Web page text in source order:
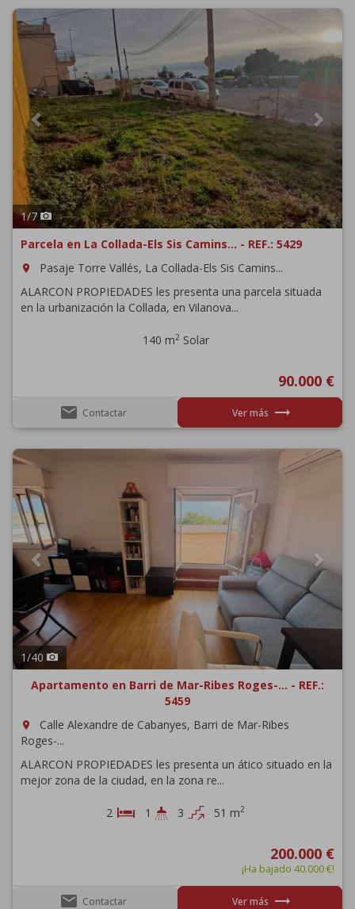
Previous Next
1/7
Parcela en La Collada-Els Sis Camins... - REF.: 5429
room
Pasaje Torre Vallés, La Collada-Els Sis Camins...
ALARCON PROPIEDADES les presenta una parcela situada
en la urbanización la Collada, en Vilanova...
140 m2 Solar
90.000 €
email Contactar Ver más trending_flat
Previous Next
1/40
Apartamento en Barri de Mar-Ribes Roges-... - REF.:
5459
room
Calle Alexandre de Cabanyes, Barri de Mar-Ribes
Roges-...
ALARCON PROPIEDADES les presenta un ático situado en la
mejor zona de la ciudad, en la zona re...
2 1 3 51 m2
200.000 €
¡Ha bajado 40.000 €!
email Contactar Ver más trending_flat